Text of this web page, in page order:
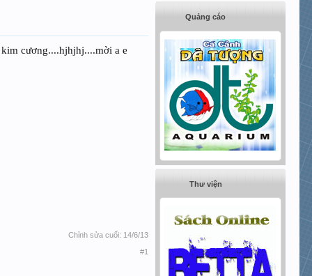
cương....hjhjhj....mời a e
Chỉnh sửa cuối: 14/6/13
#1
Quảng cáo
Thư viện